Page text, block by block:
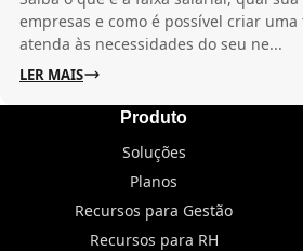
empresas e como é possível criar
atenda às necessidades do seu ne...
LER MAIS
Produto
Soluções
Planos
Recursos para Gestão
Recursos para RH